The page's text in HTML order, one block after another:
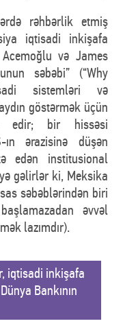
rəhbərlik etmiş
iqtisadi inkişafa
və James
səbəbi” (“Why
sistemləri və
göstərmək üçün
edir; bir hissəsi
ərazisinə düşən
edən institusional
gəlirlər ki, Meksika
səbəblərindən biri
əvvəl
lazımdır).
iqtisadi inkişafa
Bankının